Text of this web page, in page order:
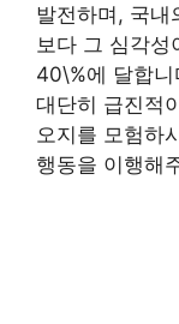
발전하며, 국내
보다 그 심각
40\%에 달합
대단히 급진적
오지를 모험하
행동을 이행해